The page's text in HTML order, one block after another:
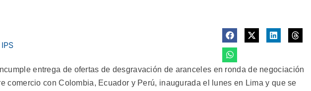
entrega de ofertas de desgravación de aranceles en ronda de negociación
comercio con Colombia, Ecuador y Perú, inaugurada el lunes en Lima y que se